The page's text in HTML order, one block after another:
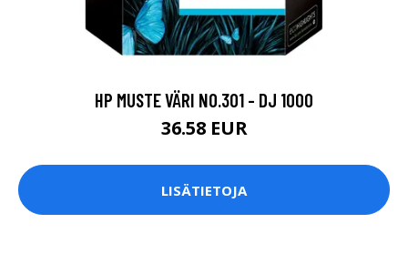
HP MUSTE VÄRI NO.301 - DJ 1000
36.58 EUR
LISÄTIETOJA